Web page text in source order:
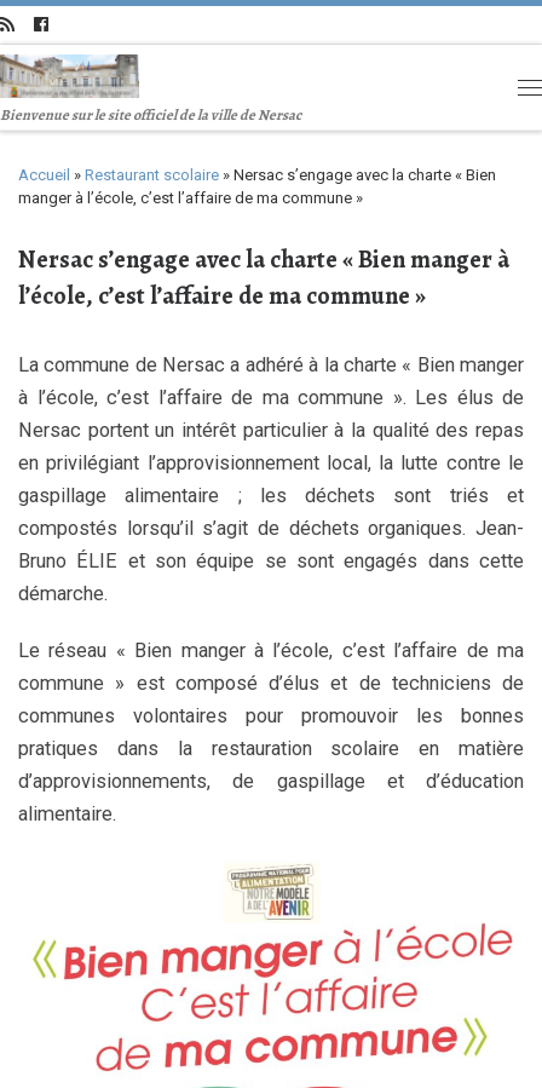
Bienvenue sur le site officiel de la ville de Nersac
Accueil » Restaurant scolaire » Nersac s’engage avec la charte « Bien
manger à l’école, c’est l’affaire de ma commune »
Nersac s’engage avec la charte « Bien manger à
l’école, c’est l’affaire de ma commune »
La commune de Nersac a adhéré à la charte « Bien manger
à l’école, c’est l’affaire de ma commune ». Les élus de
Nersac portent un intérêt particulier à la qualité des repas
en privilégiant l’approvisionnement local, la lutte contre le
gaspillage alimentaire ; les déchets sont triés et
compostés lorsqu’il s’agit de déchets organiques. Jean-
Bruno ÉLIE et son équipe se sont engagés dans cette
démarche.
Le réseau « Bien manger à l’école, c’est l’affaire de ma
commune » est composé d’élus et de techniciens de
communes volontaires pour promouvoir les bonnes
pratiques dans la restauration scolaire en matière
d’approvisionnements, de gaspillage et d’éducation
alimentaire.